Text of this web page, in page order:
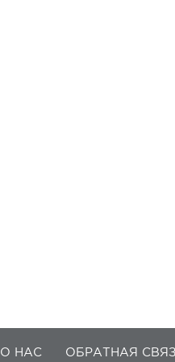
О НАС ОБРАТНАЯ